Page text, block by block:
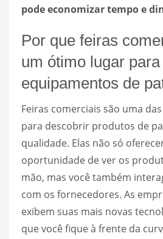
pode economizar tempo e
Por que feiras
um ótimo lugar
equipamentos de
Feiras comerciais são uma
para descobrir produtos de
qualidade. Elas não só
oportunidade de ver os
mão, mas você também
com os fornecedores. As
exibem suas mais novas
que você fique à frente da